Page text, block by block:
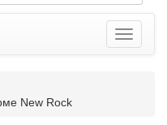
Toggle
New Rock